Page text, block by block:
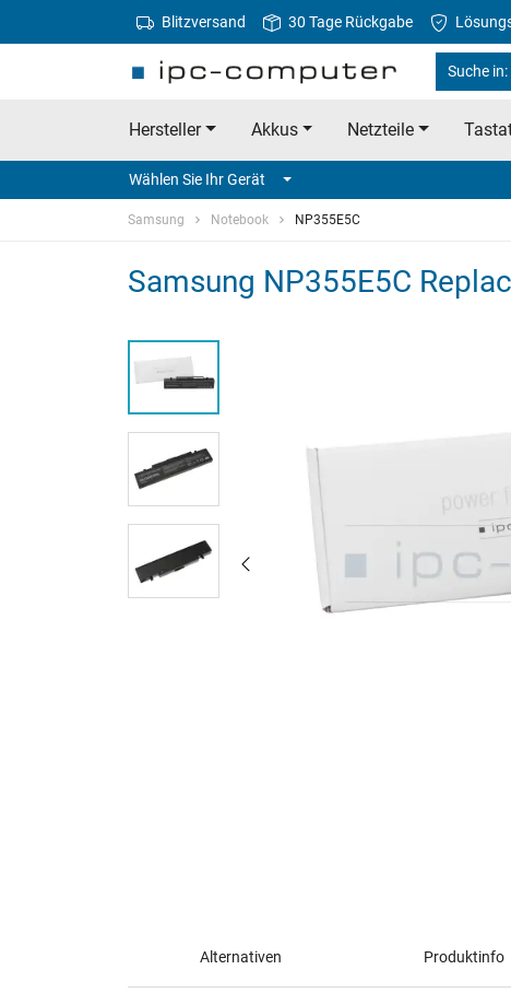
Blitzversand 30 Tage Rückgabe
Suche
Hersteller Akkus Netzteile
Wählen Sie Ihr Gerät
Samsung Notebook NP355E5C
Samsung NP355E5C
Alternativen Produktinfo